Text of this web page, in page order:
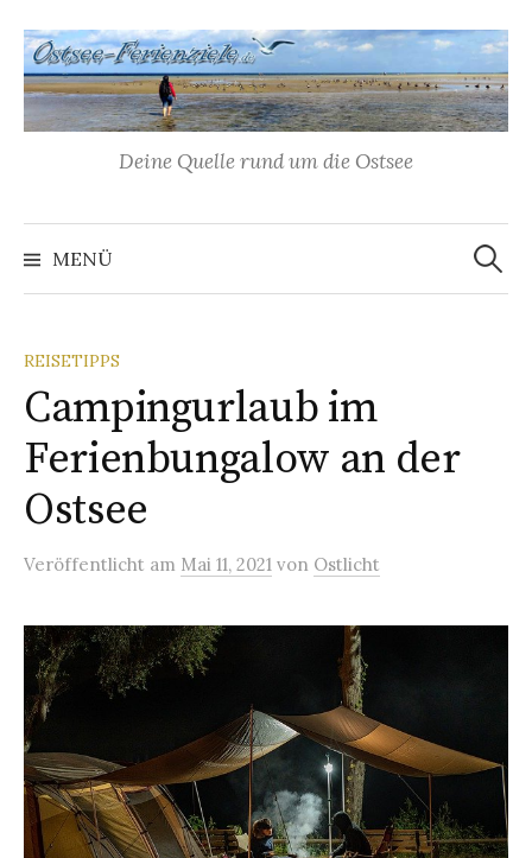
zum
Inhalt
Deine Quelle rund um die Ostsee
MENÜ
Suchen
nach:
REISETIPPS
Campingurlaub im
Ferienbungalow an der
Ostsee
Veröffentlicht am Mai 11, 2021 von Ostlicht